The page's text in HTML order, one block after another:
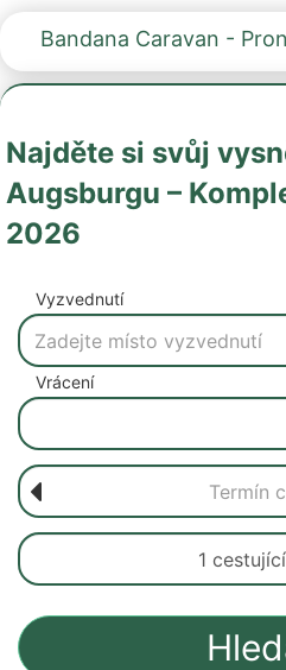
Bandana Caravan -
Najděte si svůj
Augsburgu –
2026
Vyzvednutí
Vrácení